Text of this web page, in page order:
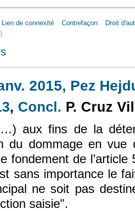
Lien de connexité Contrefaçon
Droit
2015, Pez
(le lien est externe)
, Concl. (le lien est
P. Cruz
aux fins de la
du dommage en vue
fondement de
sans importance le
ne soit pas
saisie".